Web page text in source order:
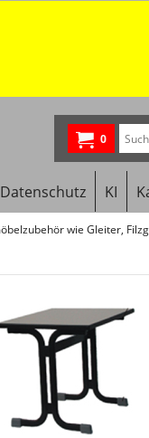
0
Datenschutz KI
wie Gleiter,